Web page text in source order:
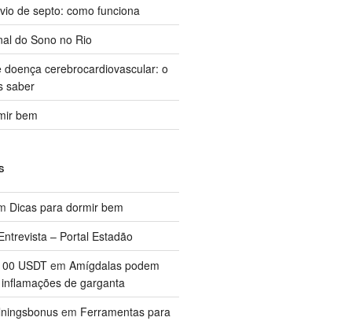
de septo: como funciona
do Sono no Rio
doença cerebrocardiovascular: o
saber
bem
Dicas para dormir bem
– Portal Estadão
USDTem Amígdalas podem
de garganta
em Ferramentas para